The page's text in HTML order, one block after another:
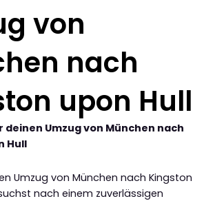
von
nach
upon Hull
Umzug von München nach
Hull
Umzug von München nach Kingston
nach einem zuverlässigen